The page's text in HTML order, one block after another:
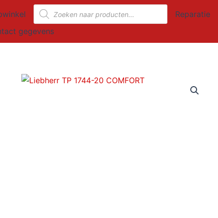
Producten
zoeken
Reparatie
gegevens